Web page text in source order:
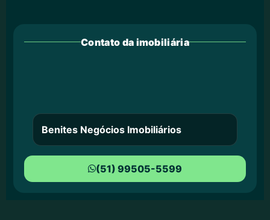
Contato da imobiliária
Benites Negócios Imobiliários
(51) 99505-5599